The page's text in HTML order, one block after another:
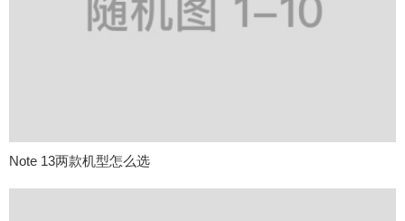
Note 13两款机型怎么选